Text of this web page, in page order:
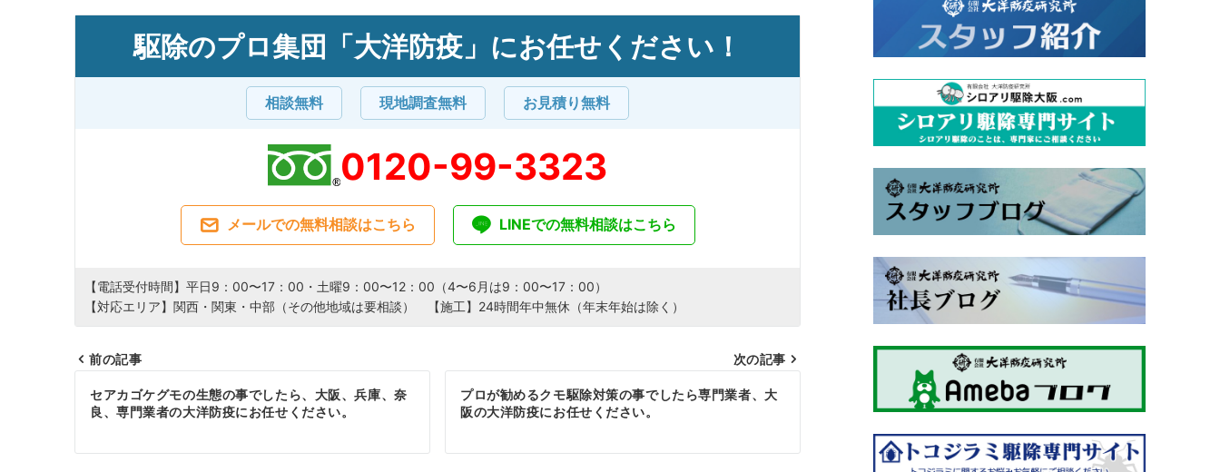
駆除のプロ集団「大洋防疫」にお任せください！
相談無料 現地調査無料 お見積り無料
0120-99-3323
メールでの無料相談はこちら LINEでの無料相談はこちら
【電話受付時間】平日9：00〜17：00・土曜9：00〜12：00（4〜6月は9：00〜17：00）
【対応エリア】関西・関東・中部（その他地域は要相談） 【施工】24時間年中無休（年末年始は除く）
投
稿
ナ
前の記事
セアカゴケグモの生態の事でしたら、大阪、兵庫、奈
良、専門業者の大洋防疫にお任せください。
次の記事
プロが勧めるクモ駆除対策の事でしたら専門業者、大
阪の大洋防疫にお任せください。